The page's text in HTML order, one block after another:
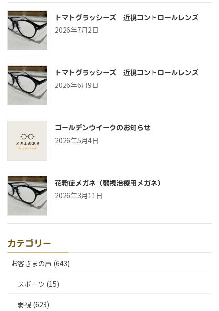
トマトグラッシーズ 近視コントロールレンズ
2026年7月2日
トマトグラッシーズ 近視コントロールレンズ
2026年6月9日
ゴールデンウイークのお知らせ
2026年5月4日
花粉症メガネ（弱視治療用メガネ）
2026年3月11日
カテゴリー
お客さまの声 (643)
スポーツ (15)
弱視 (623)